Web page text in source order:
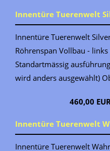
Innentüre Tuerenwelt
Innentüre Tuerenwelt
Röhrenspan Vollbau -
Standartmässig
wird anders ausgewählt)
460,00 EUR
Innentüre Tuerenwelt
Innentüre Tuerenwelt